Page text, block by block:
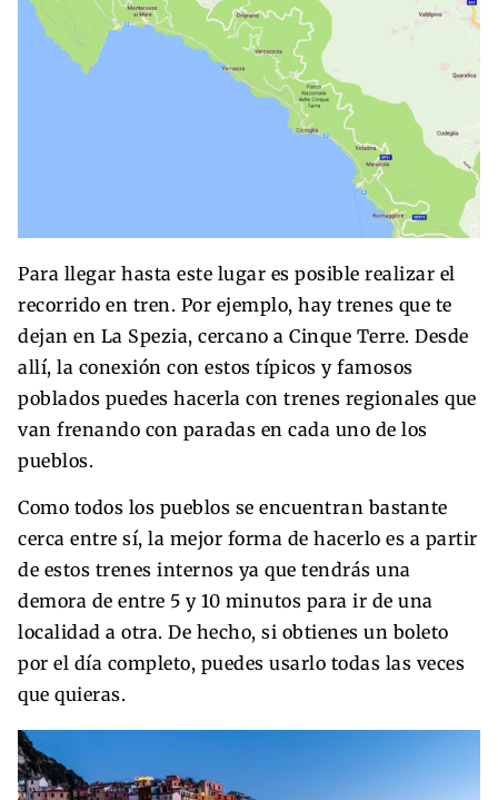
Para llegar hasta este lugar es posible realizar el
recorrido en tren. Por ejemplo, hay trenes que te
dejan en La Spezia, cercano a Cinque Terre. Desde
allí, la conexión con estos típicos y famosos
poblados puedes hacerla con trenes regionales que
van frenando con paradas en cada uno de los
pueblos.
Como todos los pueblos se encuentran bastante
cerca entre sí, la mejor forma de hacerlo es a partir
de estos trenes internos ya que tendrás una
demora de entre 5 y 10 minutos para ir de una
localidad a otra. De hecho, si obtienes un boleto
por el día completo, puedes usarlo todas las veces
que quieras.